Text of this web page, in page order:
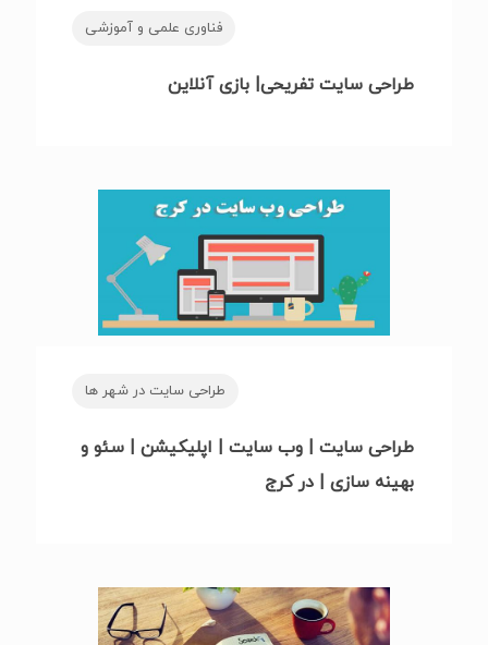
فناوری علمی و آموزشی
طراحی سایت تفریحی| بازی آنلاین
طراحی سایت در شهر ها
طراحی سایت | وب سایت | اپلیکیشن | سئو و
بهینه سازی | در کرج